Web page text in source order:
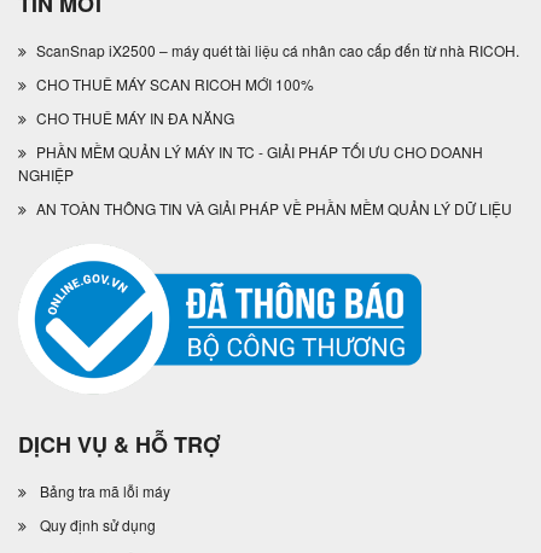
ScanSnap iX2500 – máy quét tài liệu cá nhân cao cấp đến từ nhà RICOH.
CHO THUÊ MÁY SCAN RICOH MỚI 100%
CHO THUÊ MÁY IN ĐA NĂNG
PHẦN MỀM QUẢN LÝ MÁY IN TC - GIẢI PHÁP TỐI ƯU CHO DOANH
NGHIỆP
AN TOÀN THÔNG TIN VÀ GIẢI PHÁP VỀ PHẦN MỀM QUẢN LÝ DỮ LIỆU
DỊCH VỤ & HỖ TRỢ
Bảng tra mã lỗi máy
Quy định sử dụng